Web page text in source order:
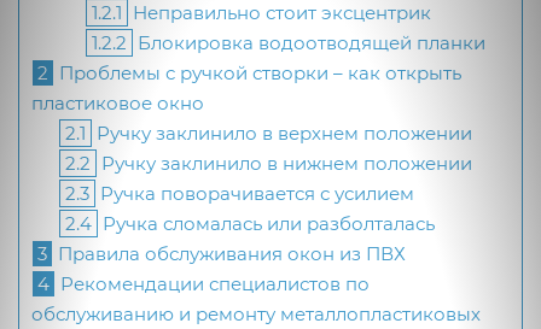
1.2.1 Неправильно стоит эксцентрик
1.2.2 Блокировка водоотводящей планки
2 Проблемы с ручкой створки – как открыть
пластиковое окно
2.1 Ручку заклинило в верхнем положении
2.2 Ручку заклинило в нижнем положении
2.3 Ручка поворачивается с усилием
2.4 Ручка сломалась или разболталась
3 Правила обслуживания окон из ПВХ
4 Рекомендации специалистов по
обслуживанию и ремонту металлопластиковых